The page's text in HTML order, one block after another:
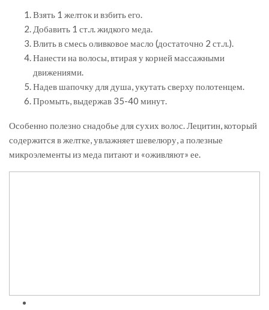
Взять 1 желток и взбить его.
Добавить 1 ст.л. жидкого меда.
Влить в смесь оливковое масло (достаточно 2 ст.л.).
Нанести на волосы, втирая у корней массажными
движениями.
Надев шапочку для душа, укутать сверху полотенцем.
Промыть, выдержав 35-40 минут.
Особенно полезно снадобье для сухих волос. Лецитин, который
содержится в желтке, увлажняет шевелюру, а полезные
микроэлементы из меда питают и «оживляют» ее.